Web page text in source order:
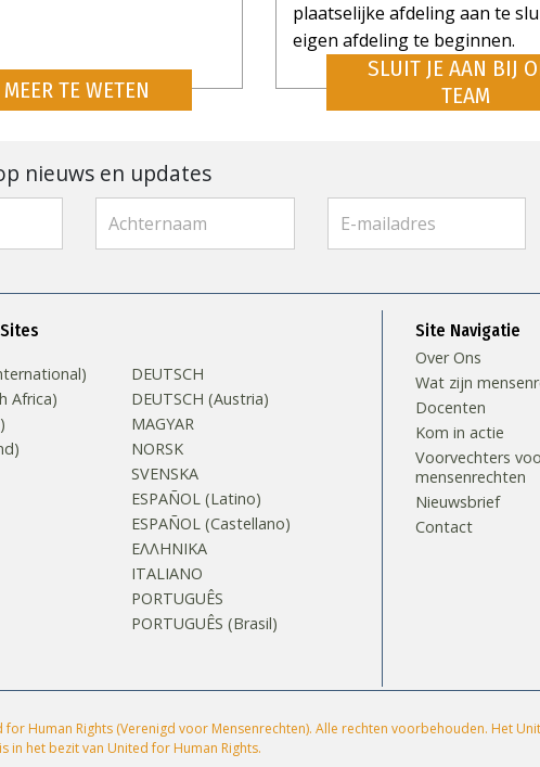
TE WETEN
plaatselijke afdeling aan te
eigen afdeling te beginnen.
SLUIT JE AAN BIJ
TEAM
nieuws en updates
Africa)
DEUTSCH
DEUTSCH (Austria)
MAGYAR
NORSK
SVENSKA
ESPAÑOL (Latino)
ESPAÑOL (Castellano)
ΕΛΛΗΝΙΚA
ITALIANO
PORTUGUÊS
PORTUGUÊS (Brasil)‎
Site Navigatie
Over Ons
Wat zijn
Docenten
Kom in actie
Voorvechters
mensenrechten
Nieuwsbrief
Contact
for Human Rights (Verenigd voor Mensenrechten). Alle rechten voorbehouden. Het
in het bezit van United for Human Rights.